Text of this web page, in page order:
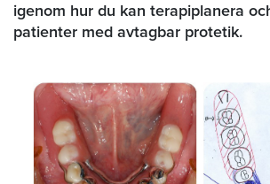
igenom hur du kan terapiplanera
patienter med avtagbar protetik.